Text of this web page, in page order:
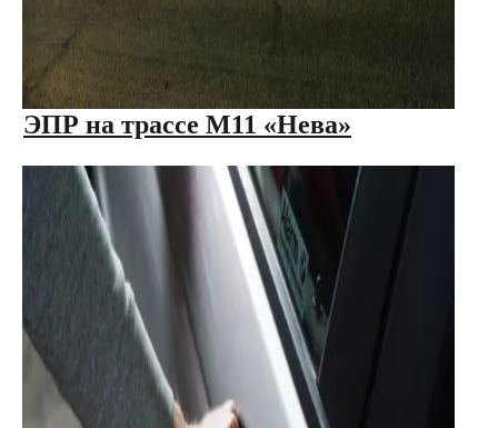
ЭПР на трассе М11 «Нева»